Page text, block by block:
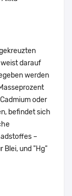
darauf
werden
oder
befindet sich
–
Blei, und "Hg"